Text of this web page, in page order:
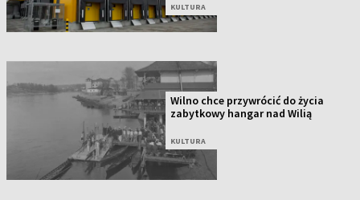
KULTURA
Wilno chce przywrócić do życia
zabytkowy hangar nad Wilią
KULTURA